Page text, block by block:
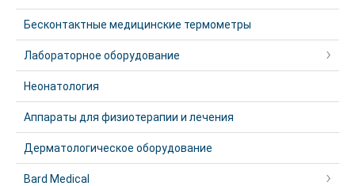
Бесконтактные медицинские термометры
Лабораторное оборудование
Неонатология
Аппараты для физиотерапии и лечения
Дерматологическое оборудование
Bard Medical